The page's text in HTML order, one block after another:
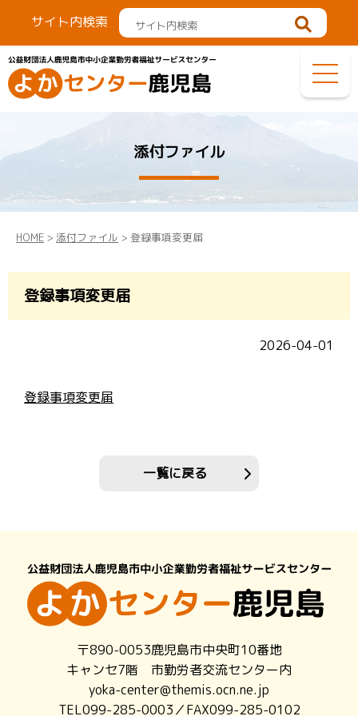
サイト内検索
添付ファイル
HOME > 添付ファイル > 登録事項変更届
登録事項変更届
2026-04-01
登録事項変更届
一覧に戻る
〒890-0053鹿児島市中央町10番地
キャンセ7階 市勤労者交流センター内
yoka-center@themis.ocn.ne.jp
TEL099-285-0003／FAX099-285-0102